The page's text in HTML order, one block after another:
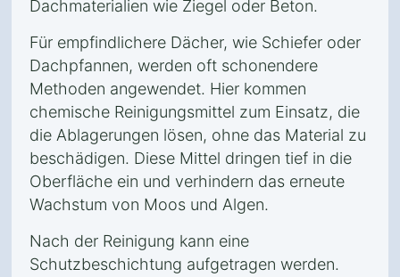
Dachmaterialien wie Ziegel oder Beton.
Für empfindlichere Dächer, wie Schiefer oder
Dachpfannen, werden oft schonendere
Methoden angewendet. Hier kommen
chemische Reinigungsmittel zum Einsatz, die
die Ablagerungen lösen, ohne das Material zu
beschädigen. Diese Mittel dringen tief in die
Oberfläche ein und verhindern das erneute
Wachstum von Moos und Algen.
Nach der Reinigung kann eine
Schutzbeschichtung aufgetragen werden.